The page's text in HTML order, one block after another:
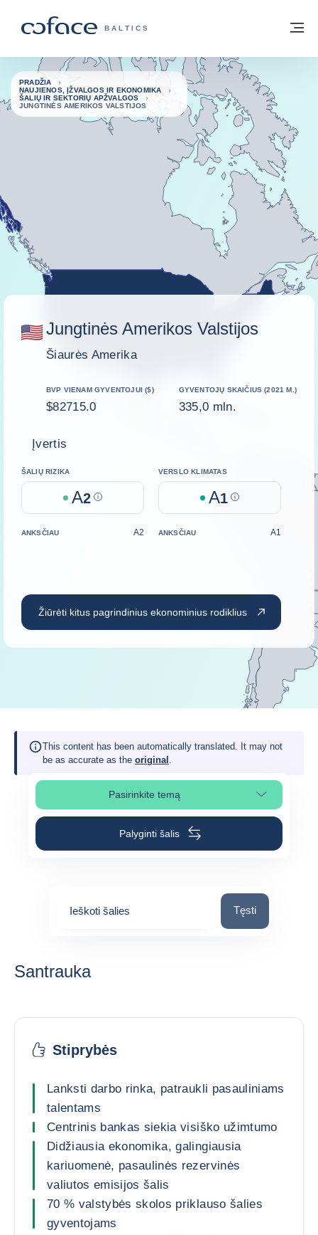
„COFACE“ FOR TRADE - GRUPĖS
BALTICS
Grįžti į pradžią
PRADŽIA
NAUJIENOS, ĮŽVALGOS IR EKONOMIKA
ŠALIŲ IR SEKTORIŲ APŽVALGOS
JUNGTINĖS AMERIKOS VALSTIJOS
Jungtinės Amerikos Valstijos
Šiaurės Amerika
BVP VIENAM GYVENTOJUI ($)
$82715.0
GYVENTOJŲ SKAIČIUS (2021 M.)
335,0 mln.
Įvertis
ŠALIŲ RIZIKA
A2 Help
VERSLO KLIMATAS
A1 Help
ANKSČIAU A2 ANKSČIAU A1
Žiūrėti kitus pagrindinius ekonominius rodiklius
This content has been automatically translated. It may not
be as accurate as the original .
Pasirinkite temąPasirinkite puslapio skiltį
Palyginti šalis
Ieškoti šalies Ieškoti šalies
Tęsti
Santrauka
Stiprybės
Lanksti darbo rinka, patraukli pasauliniams
talentams
Centrinis bankas siekia visiško užimtumo
Didžiausia ekonomika, galingiausia
kariuomenė, pasaulinės rezervinės
valiutos emisijos šalis
70 % valstybės skolos priklauso šalies
gyventojams